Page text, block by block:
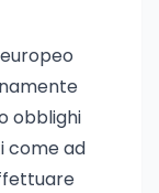
obblighi
come ad